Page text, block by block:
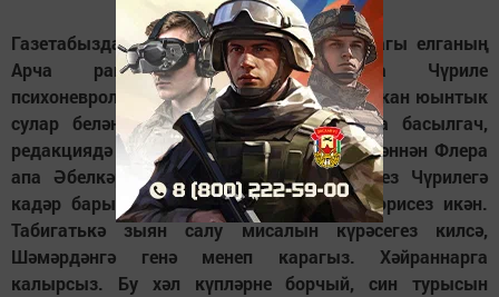
Газетабызда Өчиле (Сүлә) авылы янындагы елганың
Арча районында урнашкан Яңа Чүриле
психоневрология интернатыннан агып чыккан юынтык
сулар белән пычратылуы турында язма басылгач,
редакциядә телефон чылтырады. Шәмәрдәннән Флера
апа Әбелкәрәмова булып чыкты ул. "Сез Чүрилегә
кадәр барып, пычрак чишмәләр эзләп йөрисез икән.
Табигатькә зыян салу мисалын күрәсегез килсә,
Шәмәрдәнгә генә менеп карагыз. Хәйраннарга
калырсыз. Бу хәл күпләрне борчый, син турысын